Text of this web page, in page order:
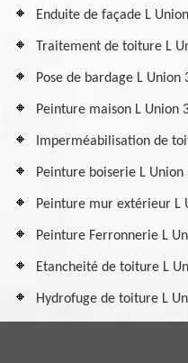
Enduite de façade L
Traitement de toiture L
Pose de bardage L Union
Peinture maison L Union
Imperméabilisation de
Peinture boiserie L Union
Peinture mur extérieur L
Peinture Ferronnerie L
Etancheité de toiture L
Hydrofuge de toiture L